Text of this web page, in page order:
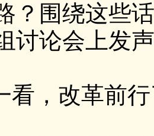
？围绕这些
讨论会上发
看，改革前